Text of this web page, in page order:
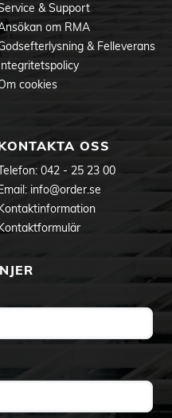
& Support
om RMA
& Felleverans
cookies
OSS
042 - 25 23 00
info@order.se